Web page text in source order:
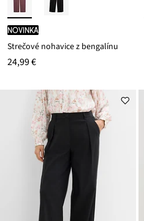
novinka
Strečové nohavice z bengalínu
24,99 €